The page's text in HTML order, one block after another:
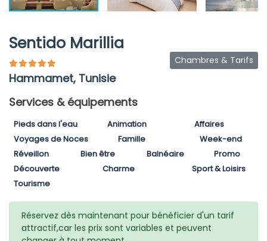
Sentido Marillia
Hammamet, Tunisie
Chambres & Tarifs
Services & équipements
Pieds dans l'eau Animation
Affaires
Voyages de Noces
Famille
Week-end
Réveillon
Bien être Balnéaire
Promo
Découverte
Charme
Sport & Loisirs
Tourisme
Réservez dès maintenant pour bénéficier d'un tarif
attractif,car les prix sont variables et peuvent